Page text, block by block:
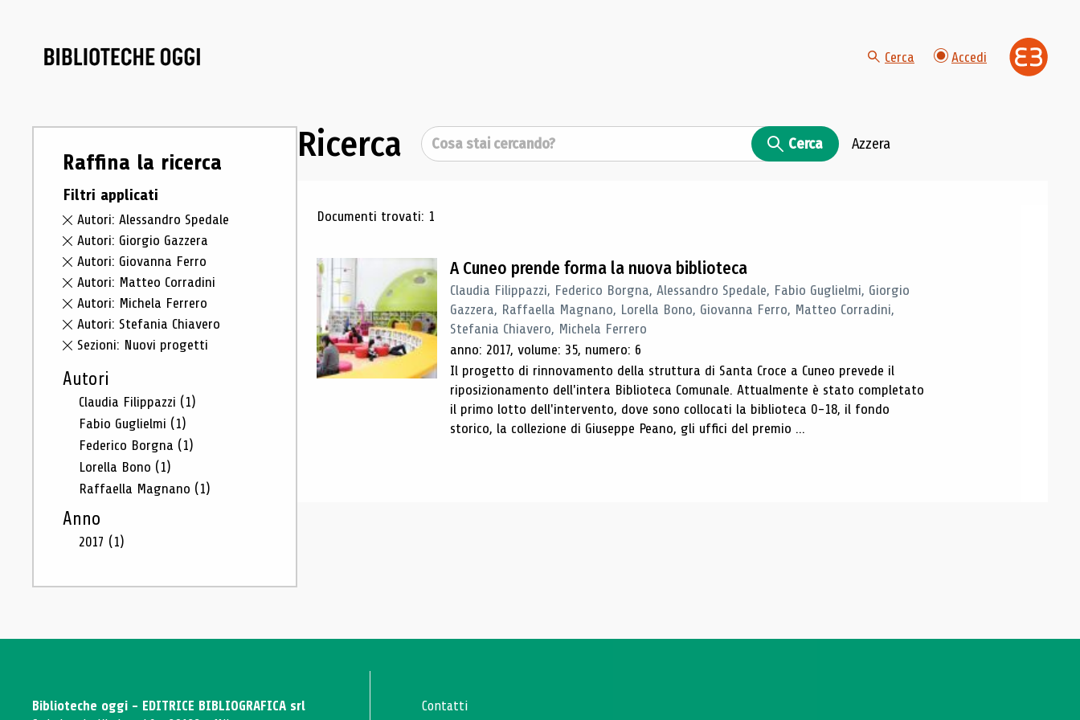
Cerca Accedi
Raffina la ricerca
Filtri applicati
Autori: Alessandro Spedale
Autori: Giorgio Gazzera
Autori: Giovanna Ferro
Autori: Matteo Corradini
Autori: Michela Ferrero
Autori: Stefania Chiavero
Sezioni: Nuovi progetti
Autori
Claudia Filippazzi (1)
Fabio Guglielmi (1)
Federico Borgna (1)
Lorella Bono (1)
Raffaella Magnano (1)
Anno
2017 (1)
Ricerca Cerca Cerca Azzera
Risultati di ricerca
Documenti trovati: 1
A Cuneo prende forma la nuova biblioteca
Claudia Filippazzi, Federico Borgna, Alessandro Spedale, Fabio Guglielmi, Giorgio
Gazzera, Raffaella Magnano, Lorella Bono, Giovanna Ferro, Matteo Corradini,
Stefania Chiavero, Michela Ferrero
anno: 2017, volume: 35, numero: 6
Il progetto di rinnovamento della struttura di Santa Croce a Cuneo prevede il
riposizionamento dell'intera Biblioteca Comunale. Attualmente è stato completato
il primo lotto dell'intervento, dove sono collocati la biblioteca 0-18, il fondo
storico, la collezione di Giuseppe Peano, gli uffici del premio ...
Biblioteche oggi - EDITRICE BIBLIOGRAFICA srl
Contatti